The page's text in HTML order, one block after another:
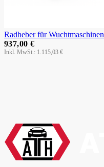
Radheber für Wuchtmaschinen
1.115,03 €
937,00 €